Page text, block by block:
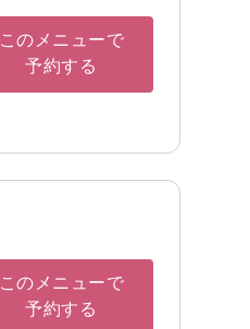
このメニューで
予約する
このメニューで
予約する